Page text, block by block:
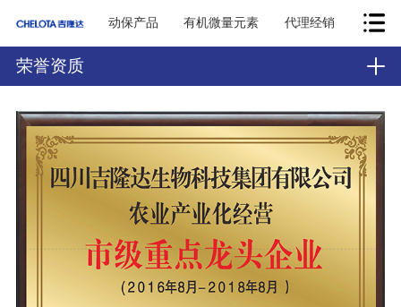
动保产品 有机微量元素 代理经销
荣誉资质